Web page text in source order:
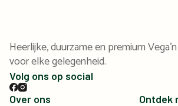
Heerlijke, duurzame en premium
voor elke gelegenheid.
Volg ons op social
Over ons
Ontdek